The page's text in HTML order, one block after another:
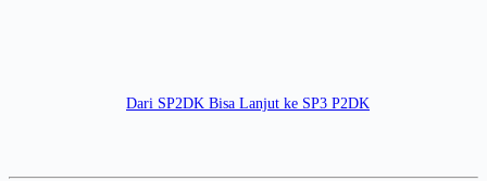
Dari SP2DK Bisa Lanjut ke SP3 P2DK